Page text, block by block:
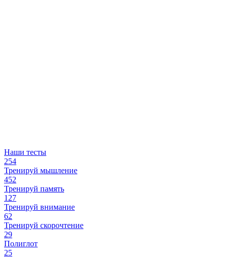
Наши тесты
254
Тренируй мышление
452
Тренируй память
127
Тренируй внимание
62
Тренируй скорочтение
29
Полиглот
25